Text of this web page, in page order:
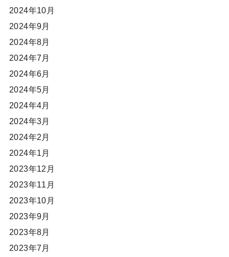
2024年10月
2024年9月
2024年8月
2024年7月
2024年6月
2024年5月
2024年4月
2024年3月
2024年2月
2024年1月
2023年12月
2023年11月
2023年10月
2023年9月
2023年8月
2023年7月